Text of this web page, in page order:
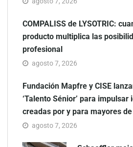
COMPALISS de LYSOTRIC:
producto multiplica las
profesional
agosto 7, 2026
Fundación Mapfre y CISE
‘Talento Sénior’ para
creadas por y para mayores
agosto 7, 2026